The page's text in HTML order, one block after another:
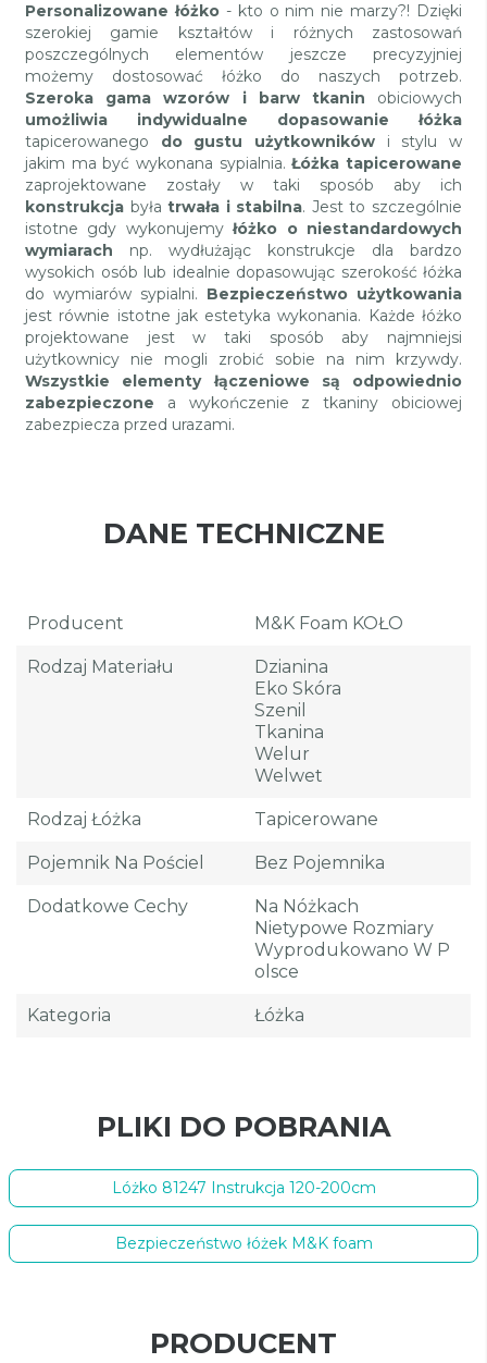
Personalizowane łóżko- kto o nim nie marzy?! Dzięki
szerokiej gamie kształtów i różnych zastosowań
poszczególnych elementów jeszcze precyzyjniej
możemy dostosować łóżko do naszych potrzeb.
Szeroka gama wzorów i barw tkanin obiciowych
umożliwia indywidualne dopasowanie łóżka
tapicerowanego do gustu użytkowników i stylu w
jakim ma być wykonana sypialnia.Łóżka tapicerowane
zaprojektowane zostały w taki sposób aby ich
konstrukcja byłatrwała i stabilna. Jest to szczególnie
istotne gdy wykonujemyłóżko o niestandardowych
wymiarach np. wydłużając konstrukcje dla bardzo
wysokich osób lub idealnie dopasowując szerokość łóżka
do wymiarów sypialni. Bezpieczeństwo użytkowania
jest równie istotne jak estetyka wykonania. Każde łóżko
projektowane jest w taki sposób aby najmniejsi
użytkownicy nie mogli zrobić sobie na nim krzywdy.
Wszystkie elementy łączeniowe są odpowiednio
zabezpieczone a wykończenie z tkaniny obiciowej
zabezpiecza przed urazami.
DANE TECHNICZNE
Producent M&K Foam KOŁO
Rodzaj Materiału
Dzianina
Eko Skóra
Szenil
Tkanina
Welur
Welwet
Rodzaj Łóżka Tapicerowane
Pojemnik Na Pościel Bez Pojemnika
Dodatkowe Cechy
Na Nóżkach
Nietypowe Rozmiary
Wyprodukowano W P
Olsce
Kategoria Łóżka
PLIKI DO POBRANIA
Lóżko 81247 Instrukcja 120-200cm
Bezpieczeństwo łóżek M&K foam
PRODUCENT